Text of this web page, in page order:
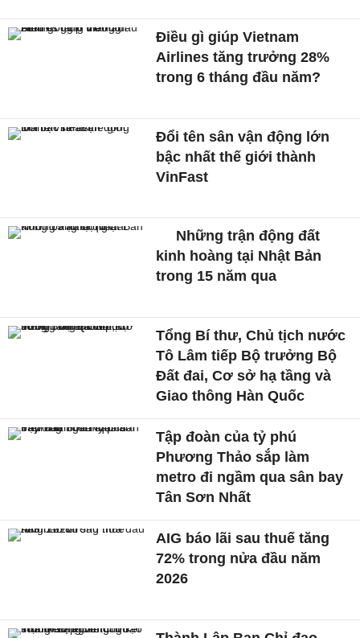
Điều gì giúp Vietnam
Airlines tăng trưởng 28%
trong 6 tháng đầu năm?
Đổi tên sân vận động lớn
bậc nhất thế giới thành
VinFast
Những trận động đất
kinh hoàng tại Nhật Bản
trong 15 năm qua
Tổng Bí thư, Chủ tịch nước
Tô Lâm tiếp Bộ trưởng Bộ
Đất đai, Cơ sở hạ tầng và
Giao thông Hàn Quốc
Tập đoàn của tỷ phú
Phương Thảo sắp làm
metro đi ngầm qua sân bay
Tân Sơn Nhất
AIG báo lãi sau thuế tăng
72% trong nửa đầu năm
2026